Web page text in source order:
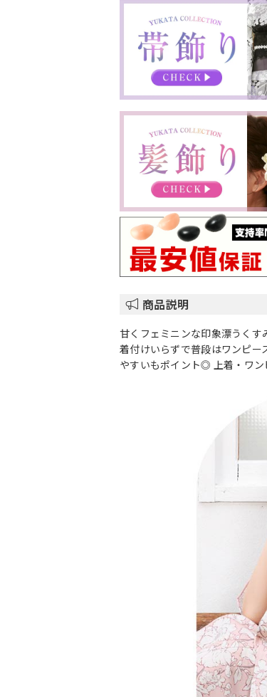
商品説明
甘くフェミニンな印象漂うくす
着付けいらずで普段はワンピ
やすいもポイント◎ 上着・ワン